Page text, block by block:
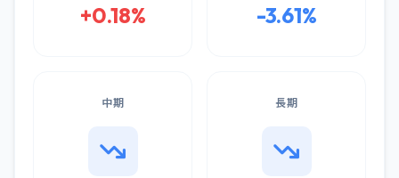
+0.18% -3.61%
中期 長期